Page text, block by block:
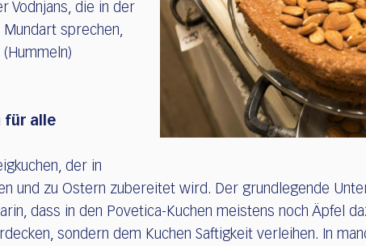
Vodnjans, die in der
sprechen,
(Hummeln)
für alle
der in
und zu Ostern zubereitet wird. Der grundlegende
dass in den Povetica-Kuchen meistens noch Äpfel
sondern dem Kuchen Saftigkeit verleihen. In